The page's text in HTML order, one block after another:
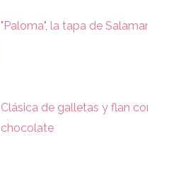
"Paloma", la tapa de Salamanca
Clásica de galletas y flan con
chocolate